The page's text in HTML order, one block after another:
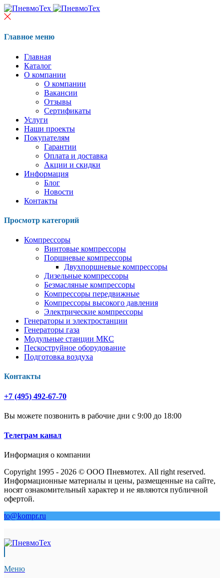
Главное меню
Главная
Каталог
О компании
О компании
Вакансии
Отзывы
Сертификаты
Услуги
Наши проекты
Покупателям
Гарантии
Оплата и доставка
Акции и скидки
Информация
Блог
Новости
Контакты
Просмотр категорий
Компрессоры
Винтовые компрессоры
Поршневые компрессоры
Двухпоршневые компрессоры
Дизельные компрессоры
Безмасляные компрессоры
Компрессоры передвижные
Компрессоры высокого давления
Электрические компрессоры
Генераторы и электростанции
Генераторы газа
Модульные станции МКС
Пескоструйное оборудование
Подготовка воздуха
Контакты
+7 (495) 492-67-70
Вы можете позвонить в рабочие дни с 9:00 до 18:00
Телеграм канал
Информация о компании
Copyright 1995 - 2026 © ООО Пневмотех. All right reserved.
Информационные материалы и цены, размещенные на сайте,
носят ознакомительный характер и не являются публичной
офертой.
to@kompr.ru
Меню